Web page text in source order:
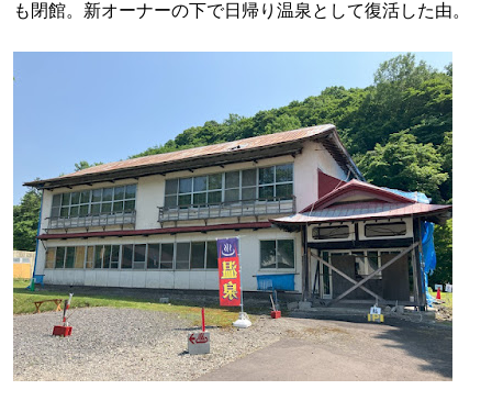
も閉館。新オーナーの下で日帰り温泉として復活した由。